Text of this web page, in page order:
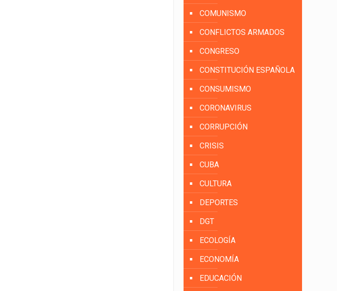
COMUNISMO
CONFLICTOS ARMADOS
CONGRESO
CONSTITUCIÓN ESPAÑOLA
CONSUMISMO
CORONAVIRUS
CORRUPCIÓN
CRISIS
CUBA
CULTURA
DEPORTES
DGT
ECOLOGÍA
ECONOMÍA
EDUCACIÓN